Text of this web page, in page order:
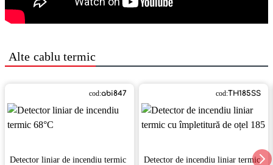
Alte cablu termic
cod:abi847
Detector liniar de incendiu termic
cod:ТH185SS
Detector de incendiu liniar termic